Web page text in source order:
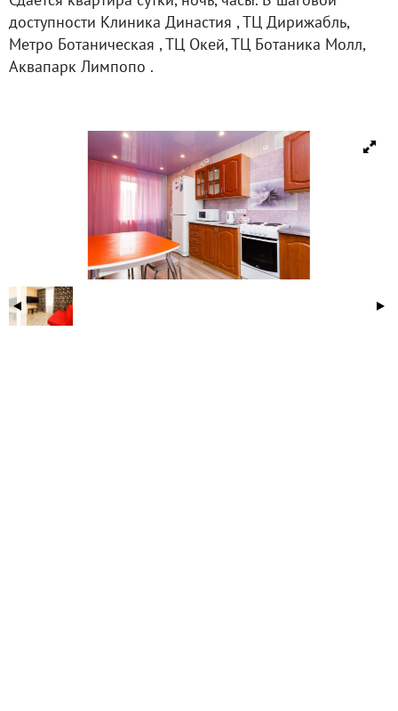
доступности Клиника Династия , ТЦ Дирижабль,
Метро Ботаническая , ТЦ Окей, ТЦ Ботаника Молл,
Аквапарк Лимпопо .